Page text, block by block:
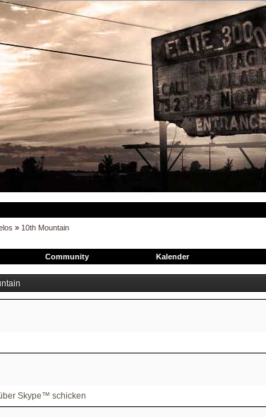
» 10th Mountain
Community Kalender